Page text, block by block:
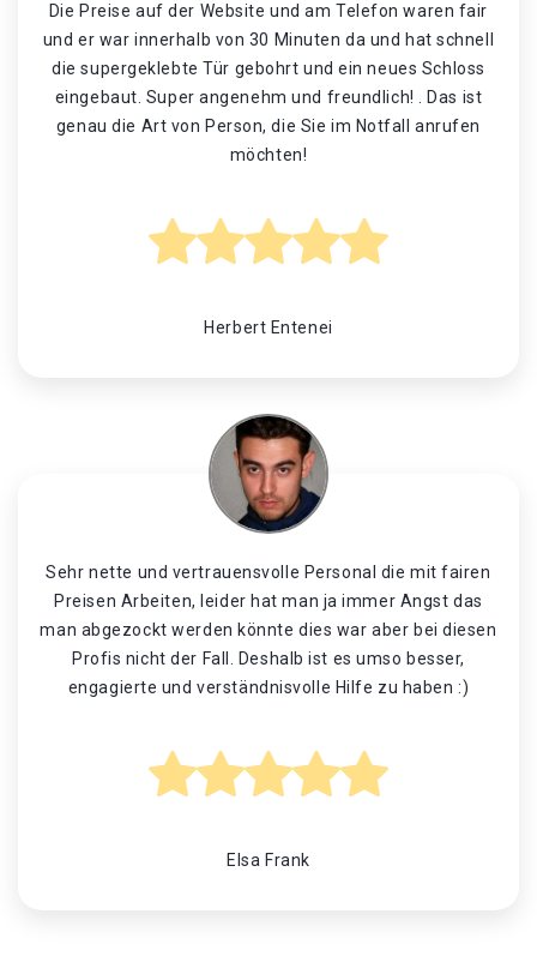
Die Preise auf der Website und am Telefon waren fair
und er war innerhalb von 30 Minuten da und hat schnell
die supergeklebte Tür gebohrt und ein neues Schloss
eingebaut. Super angenehm und freundlich! . Das ist
genau die Art von Person, die Sie im Notfall anrufen
möchten!
Herbert Entenei
Sehr nette und vertrauensvolle Personal die mit fairen
Preisen Arbeiten, leider hat man ja immer Angst das
man abgezockt werden könnte dies war aber bei diesen
Profis nicht der Fall. Deshalb ist es umso besser,
engagierte und verständnisvolle Hilfe zu haben :)
Elsa Frank